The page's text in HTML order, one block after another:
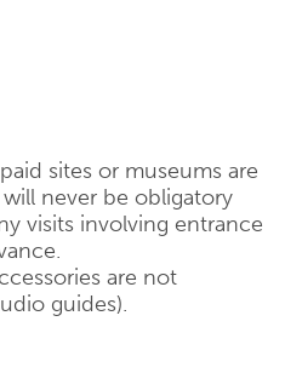
sites or museums are
never be obligatory
visits involving entrance
are not
guides).